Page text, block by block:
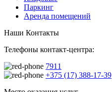
Паркинг
Аренда помещений
Наши Контакты
Телефоны контакт-центра:
7911
+375 (17) 388-17-39